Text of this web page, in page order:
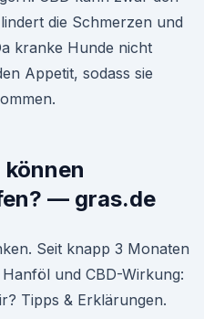
die Schmerzen und
kranke Hunde nicht
Appetit, sodass sie
— gras.de
Seit knapp 3 Monaten
und CBD-Wirkung:
Tipps & Erklärungen.